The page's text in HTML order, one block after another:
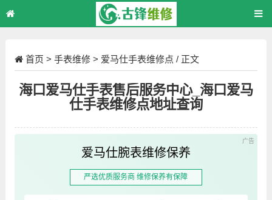
首页 > 手表维修> 爱马仕手表维修点 / 正文
海口爱马仕手表售后服务中心_海口爱马
仕手表维修点地址查询
爱马仕腕表维修保养
严选优质服务商 维修保养有保障